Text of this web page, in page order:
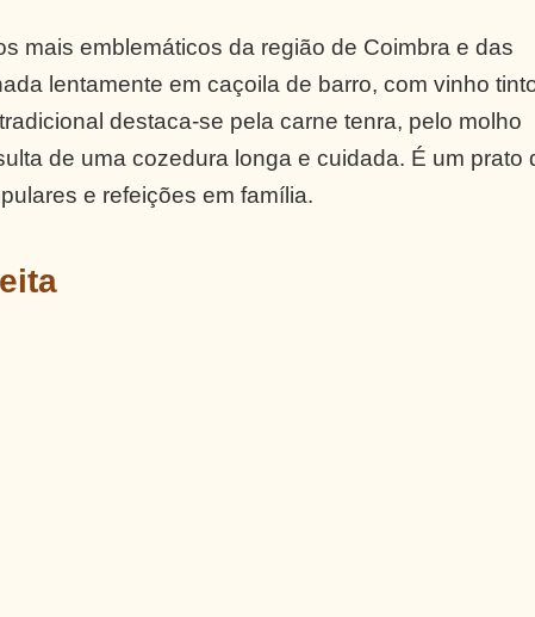
mais emblemáticos da região de Coimbra e das
lentamente em caçoila de barro, com vinho
destaca-se pela carne tenra, pelo molho
de uma cozedura longa e cuidada. É um prato
e refeições em família.